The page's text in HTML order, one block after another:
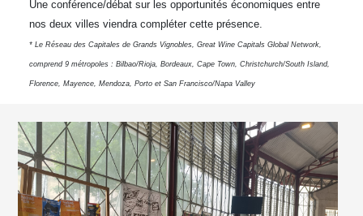
Une conférence/débat sur les opportunités économiques entre
nos deux villes viendra compléter cette présence.
* Le Réseau des Capitales de Grands Vignobles, Great Wine Capitals Global Network,
comprend 9 métropoles : Bilbao/Rioja, Bordeaux, Cape Town, Christchurch/South Island,
Florence, Mayence, Mendoza, Porto et San Francisco/Napa Valley